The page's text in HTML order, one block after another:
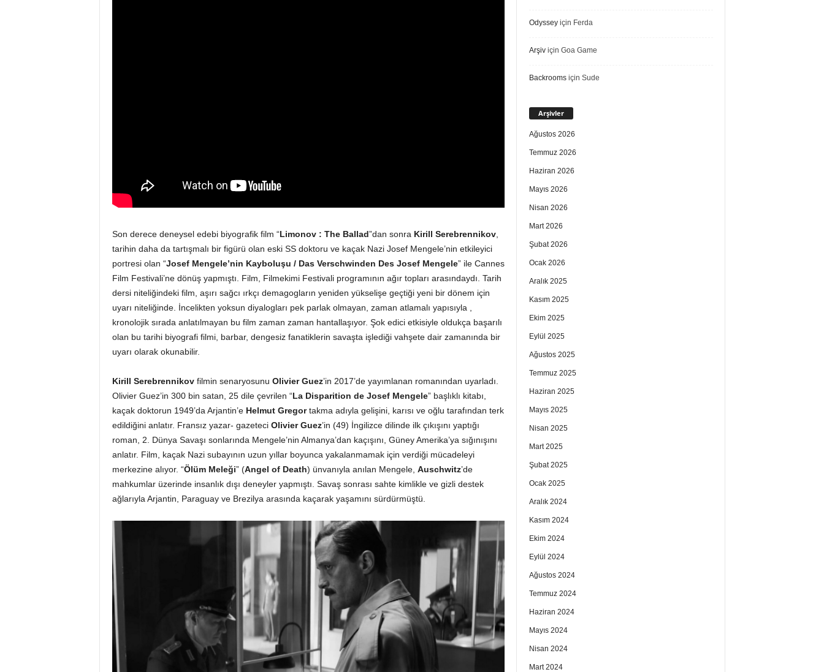
Son derece deneysel edebi biyografik film “Limonov : The Ballad”dan sonra Kirill Serebrennikov,
tarihin daha da tartışmalı bir figürü olan eski SS doktoru ve kaçak Nazi Josef Mengele’nin etkileyici
portresi olan “Josef Mengele’nin Kayboluşu / Das Verschwinden Des Josef Mengele” ile Cannes
Film Festivali’ne dönüş yapmıştı. Film, Filmekimi Festivali programının ağır topları arasındaydı. Tarih
dersi niteliğindeki film, aşırı sağcı ırkçı demagogların yeniden yükselişe geçtiği yeni bir dönem için
uyarı niteliğinde. İncelikten yoksun diyalogları pek parlak olmayan, zaman atlamalı yapısıyla ,
kronolojik sırada anlatılmayan bu film zaman zaman hantallaşıyor. Şok edici etkisiyle oldukça başarılı
olan bu tarihi biyografi filmi, barbar, dengesiz fanatiklerin savaşta işlediği vahşete dair zamanında bir
uyarı olarak okunabilir.
Kirill Serebrennikovfilmin senaryosunu Olivier Guez’in 2017’de yayımlanan romanından uyarladı.
Olivier Guez’in 300 bin satan, 25 dile çevrilen “La Disparition de Josef Mengele” başlıklı kitabı,
kaçak doktorun 1949’da Arjantin’e Helmut Gregortakma adıyla gelişini, karısı ve oğlu tarafından terk
edildiğini anlatır. Fransız yazar- gazeteci Olivier Guez’in (49) İngilizce dilinde ilk çıkışını yaptığı
roman, 2. Dünya Savaşı sonlarında Mengele’nin Almanya’dan kaçışını, Güney Amerika’ya sığınışını
anlatır. Film, kaçak Nazi subayının uzun yıllar boyunca yakalanmamak için verdiği mücadeleyi
merkezine alıyor. “Ölüm Meleği” (Angel of Death) ünvanıyla anılan Mengele, Auschwitz’de
mahkumlar üzerinde insanlık dışı deneyler yapmıştı. Savaş sonrası sahte kimlikle ve gizli destek
ağlarıyla Arjantin, Paraguay ve Brezilya arasında kaçarak yaşamını sürdürmüştü.
Odysseyiçin Ferda
Arşiviçin Goa Game
Backroomsiçin Sude
Arşivler
Ağustos 2026
Temmuz 2026
Haziran 2026
Mayıs 2026
Nisan 2026
Mart 2026
Şubat 2026
Ocak 2026
Aralık 2025
Kasım 2025
Ekim 2025
Eylül 2025
Ağustos 2025
Temmuz 2025
Haziran 2025
Mayıs 2025
Nisan 2025
Mart 2025
Şubat 2025
Ocak 2025
Aralık 2024
Kasım 2024
Ekim 2024
Eylül 2024
Ağustos 2024
Temmuz 2024
Haziran 2024
Mayıs 2024
Nisan 2024
Mart 2024